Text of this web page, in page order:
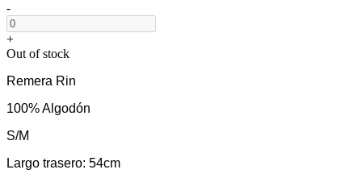
-
+
Out of stock
Remera Rin
100% Algodón
S/M
Largo trasero: 54cm